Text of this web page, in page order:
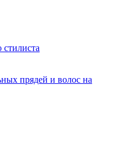
прядей и волос на